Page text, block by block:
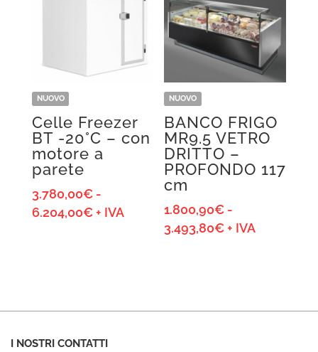
a
5.990,39€
NUOVO
Celle Freezer
BT -20°C – con
motore a
parete
3.780,00€ -
6.204,00€Fascia
+ IVA
NUOVO
BANCO FRIGO
MR9.5 VETRO
DRITTO –
PROFONDO 117
cm
1.800,90€ -
3.493,80€Fascia
+ IVA
I NOSTRI CONTATTI